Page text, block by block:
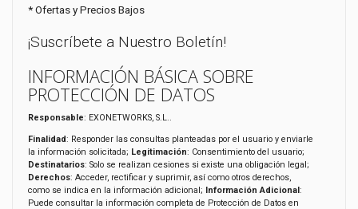
* Ofertas y Precios Bajos
¡Suscríbete a Nuestro Boletín!
INFORMACIÓN BÁSICA SOBRE
PROTECCIÓN DE DATOS
Responsable: EXONETWORKS, S.L..
Finalidad: Responder las consultas planteadas por el usuario y enviarle
la información solicitada; Legitimación: Consentimiento del usuario;
Destinatarios: Solo se realizan cesiones si existe una obligación legal;
Derechos: Acceder, rectificar y suprimir, así como otros derechos,
como se indica en la información adicional; Información Adicional:
Puede consultar la información completa de Protección de Datos en